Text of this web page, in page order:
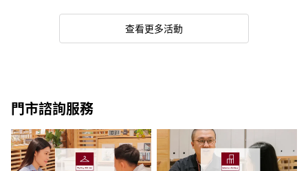
查看更多活動
門市諮詢服務